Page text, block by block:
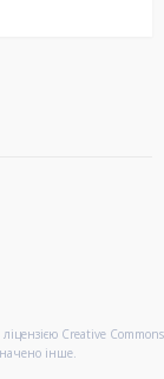
Creative Commons
інше.